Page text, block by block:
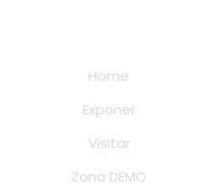
Home
Exponer
Visitar
Zona DEMO